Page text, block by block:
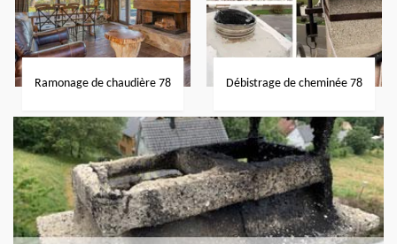
Ramonage de chaudière 78 Débistrage de cheminée 78